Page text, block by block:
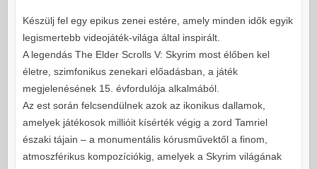
Készülj fel egy epikus zenei estére, amely minden idők egyik
legismertebb videojáték-világa által inspirált.
A legendás The Elder Scrolls V: Skyrim most élőben kel
életre, szimfonikus zenekari előadásban, a játék
megjelenésének 15. évfordulója alkalmából.
Az est során felcsendülnek azok az ikonikus dallamok,
amelyek játékosok millióit kísérték végig a zord Tamriel
északi tájain – a monumentális kórusművektől a finom,
atmoszférikus kompozíciókig, amelyek a Skyrim világának